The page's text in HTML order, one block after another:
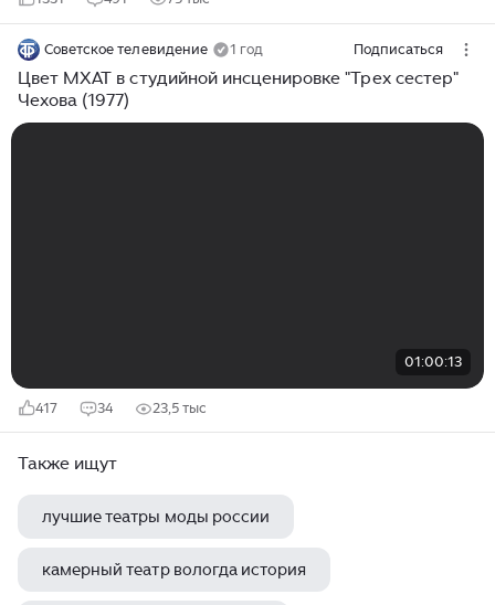
Советское телевидение 1 год Подписаться
Цвет МХАТ в студийной инсценировке "Трех сестер"
Чехова (1977)
01:00:13
417 34 23,5 тыс
Также ищут
лучшие театры моды россии
камерный театр вологда история